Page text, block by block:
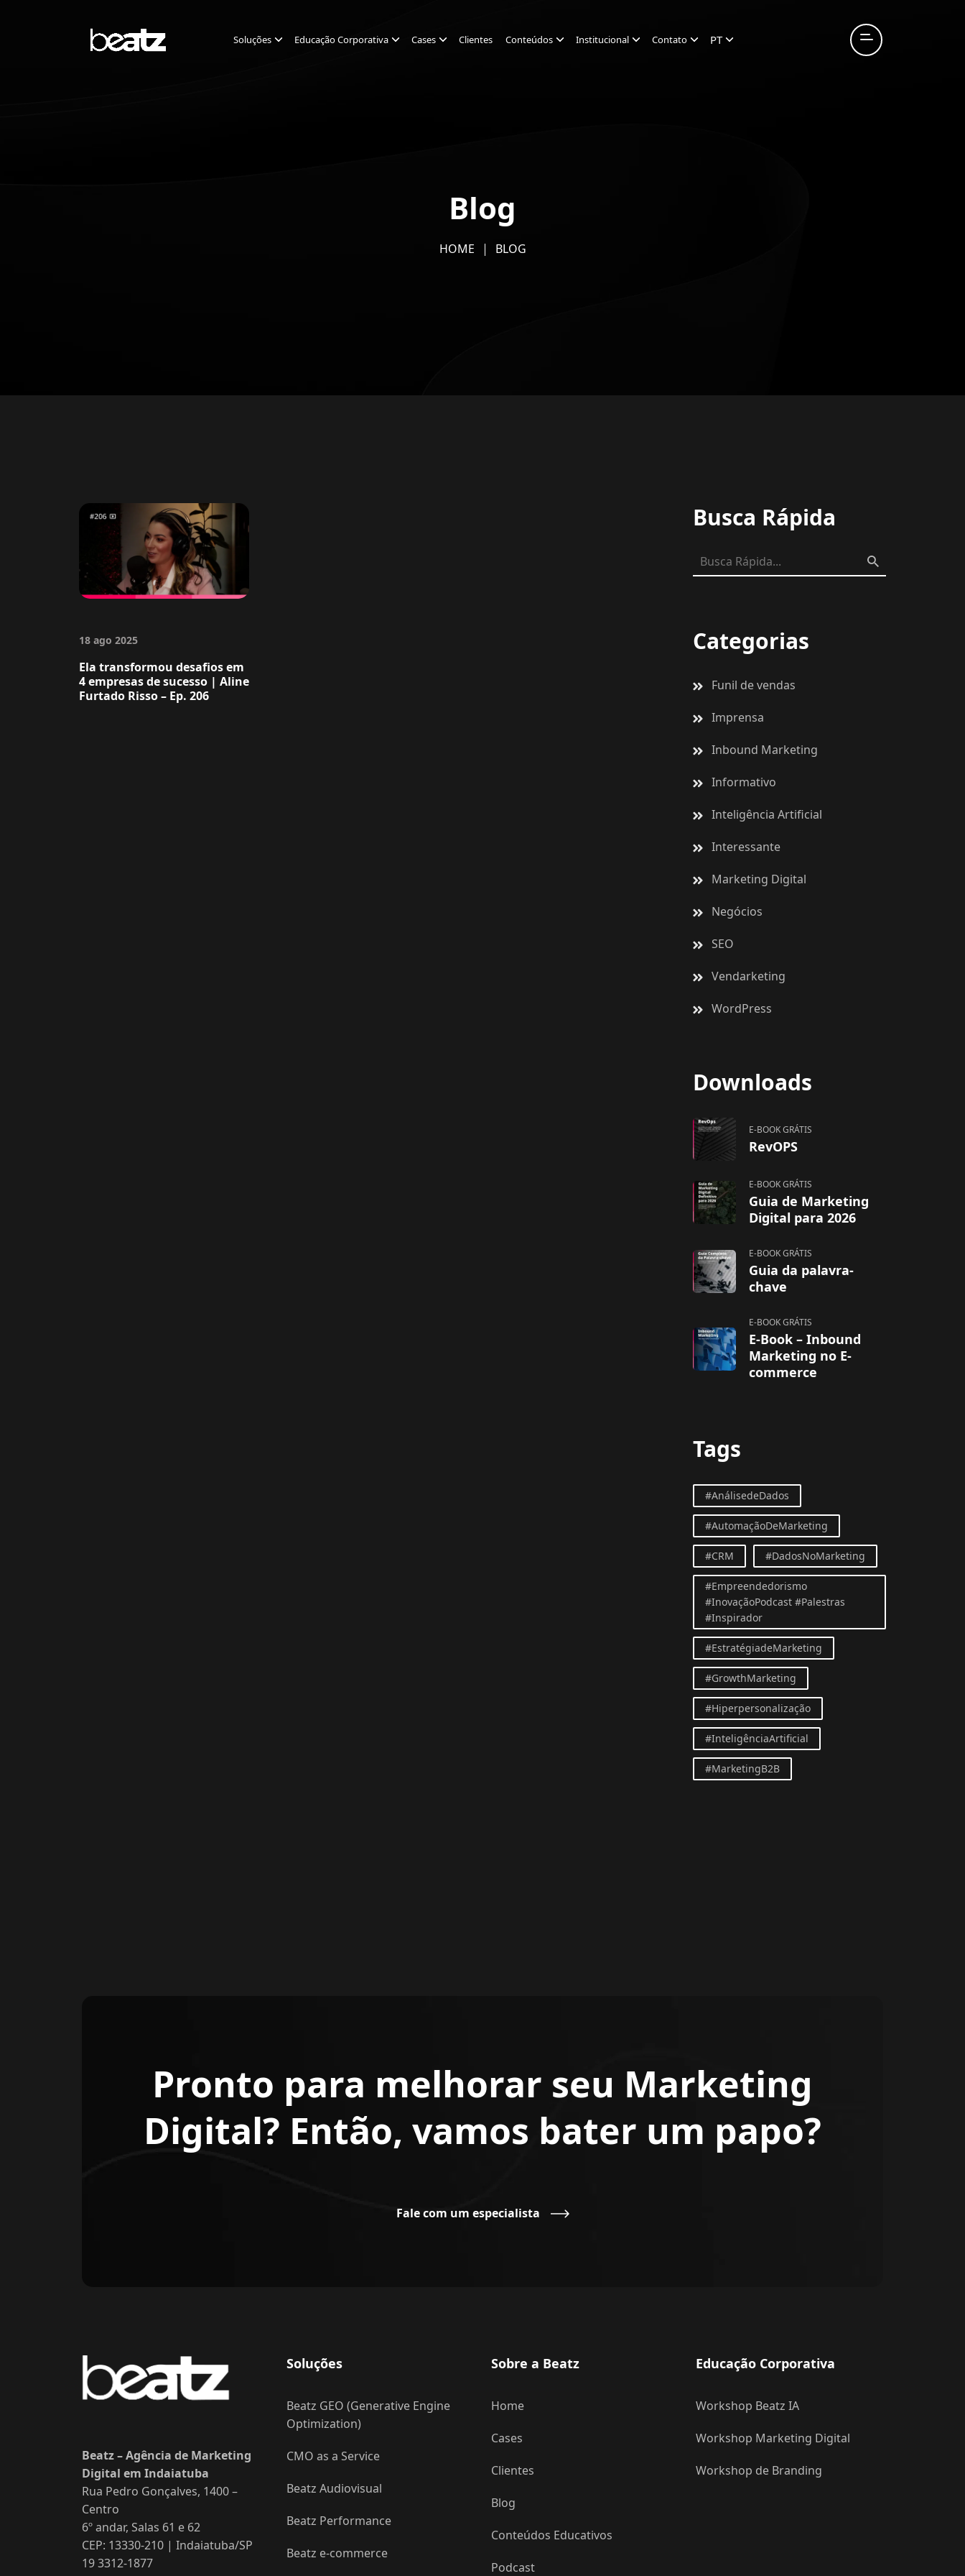
Soluções Educação Corporativa Cases Clientes Conteúdos Institucional Contato PT
Blog
HOME BLOG
18 ago 2025
Ela transformou desafios em
4 empresas de sucesso | Aline
Furtado Risso – Ep. 206
Busca Rápida
Categorias
Funil de vendas
Imprensa
Inbound Marketing
Informativo
Inteligência Artificial
Interessante
Marketing Digital
Negócios
SEO
Vendarketing
WordPress
Downloads
E-BOOK GRÁTIS
RevOPS
E-BOOK GRÁTIS
Guia de Marketing
Digital para 2026
E-BOOK GRÁTIS
Guia da palavra-
chave
E-BOOK GRÁTIS
E-Book – Inbound
Marketing no E-
commerce
Tags
#AnálisedeDados
#AutomaçãoDeMarketing
#CRM #DadosNoMarketing
#Empreendedorismo
#InovaçãoPodcast #Palestras
#Inspirador
#EstratégiadeMarketing
#GrowthMarketing
#Hiperpersonalização
#InteligênciaArtificial
#MarketingB2B
Pronto para melhorar seu Marketing
Digital? Então, vamos bater um papo?
Fale com um especialista
Beatz – Agência de Marketing
Digital em Indaiatuba
Rua Pedro Gonçalves, 1400 –
Centro
6º andar, Salas 61 e 62
CEP: 13330-210 | Indaiatuba/SP
19 3312-1877
Soluções
Beatz GEO (Generative Engine
Optimization)
CMO as a Service
Beatz Audiovisual
Beatz Performance
Beatz e-commerce
Sobre a Beatz
Home
Cases
Clientes
Blog
Conteúdos Educativos
Podcast
Educação Corporativa
Workshop Beatz IA
Workshop Marketing Digital
Workshop de Branding